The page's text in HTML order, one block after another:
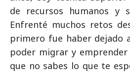
de recursos humanos y
Enfrenté muchos retos
primero fue haber dejado
poder migrar y
que no sabes lo que te